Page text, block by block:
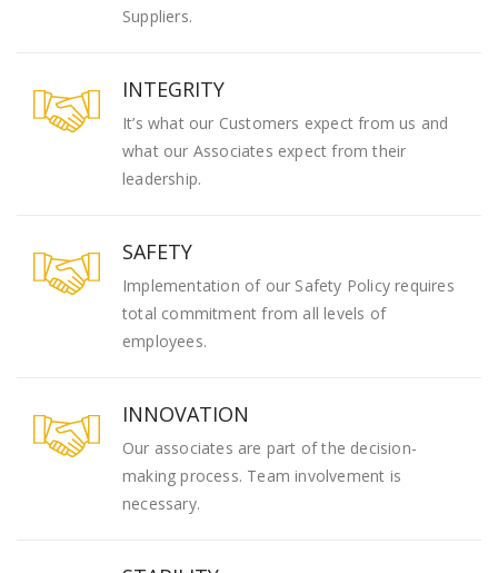
Suppliers.
INTEGRITY
It’s what our Customers expect from us and
what our Associates expect from their
leadership.
SAFETY
Implementation of our Safety Policy requires
total commitment from all levels of
employees.
INNOVATION
Our associates are part of the decision-
making process. Team involvement is
necessary.